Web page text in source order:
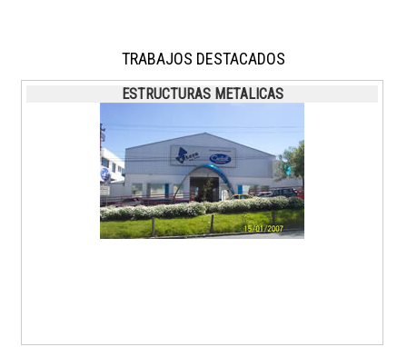
TRABAJOS DESTACADOS
ESTRUCTURAS METALICAS